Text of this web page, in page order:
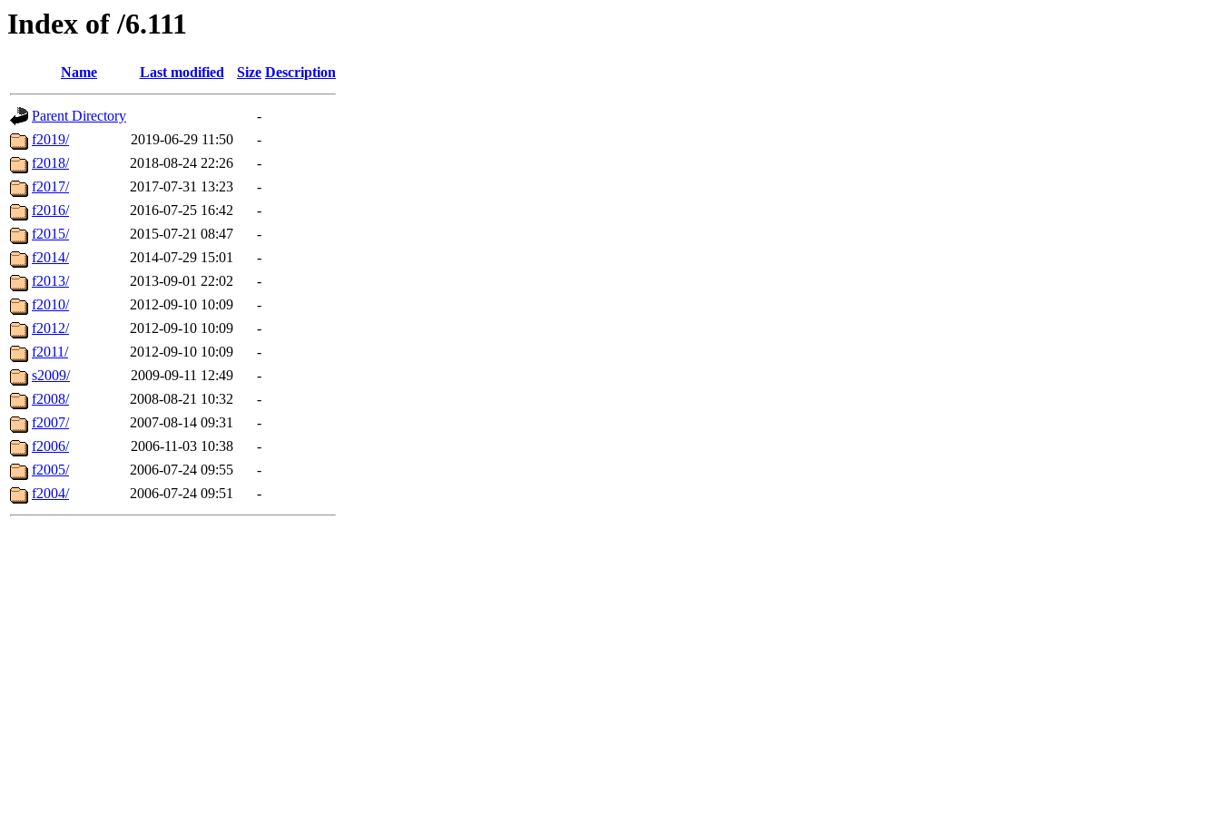
Index of /6.111
Name Last modified Size Description
Parent Directory
-
f2019/
2019-06-29 11:50
-
f2018/
2018-08-24 22:26
-
f2017/
2017-07-31 13:23
-
f2016/
2016-07-25 16:42
-
f2015/
2015-07-21 08:47
-
f2014/
2014-07-29 15:01
-
f2013/
2013-09-01 22:02
-
f2010/
2012-09-10 10:09
-
f2012/
2012-09-10 10:09
-
f2011/
2012-09-10 10:09
-
s2009/
2009-09-11 12:49
-
f2008/
2008-08-21 10:32
-
f2007/
2007-08-14 09:31
-
f2006/
2006-11-03 10:38
-
f2005/
2006-07-24 09:55
-
f2004/
2006-07-24 09:51 -